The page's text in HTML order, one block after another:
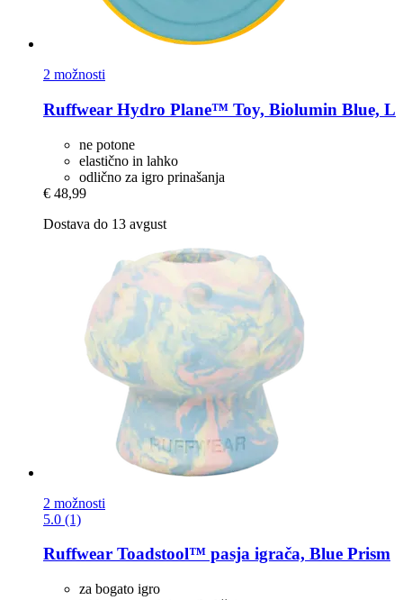
2 možnosti
Ruffwear Hydro Plane™ Toy, Biolumin Blue, L
ne potone
elastično in lahko
odlično za igro prinašanja
€ 48,99
Dostava do 13 avgust
2 možnosti
5.0 (1)
Ruffwear Toadstool™ pasja igrača, Blue Prism
za bogato igro